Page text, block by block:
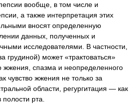
вообще, в том числе и
а также интерпретация этих
вносят определенную
данных, полученных и
исследователями. В частности,
грудиной) может «трактоваться»
жжения, спазма и неопределенного
чувство жжения не только за
области, регургитация — как
рта.